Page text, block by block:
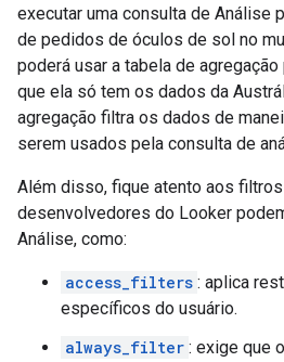
executar uma consulta de Análise
de pedidos de óculos de sol no
poderá usar a tabela de
que ela só tem os dados da
agregação filtra os dados de
serem usados pela consulta de
Além disso, fique atento aos
desenvolvedores do Looker
Análise, como:
access_filters : aplica
específicos do usuário.
always_filter : exige que